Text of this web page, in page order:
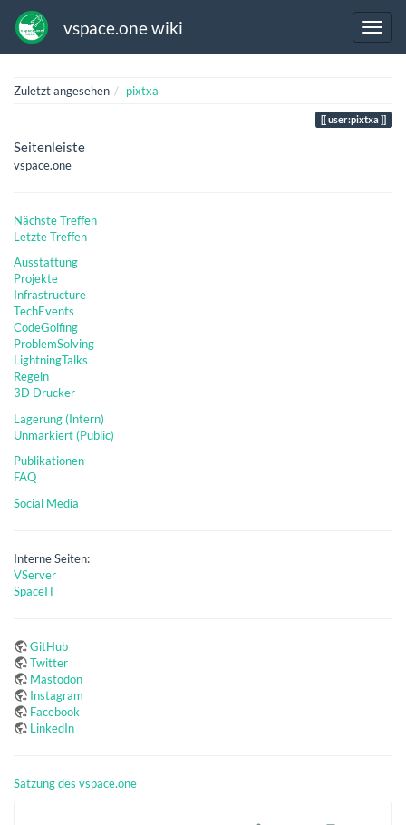
vspace.one wiki
Zuletzt angesehen pixtxa
user:pixtxa
Seitenleiste
vspace.one
Nächste Treffen
Letzte Treffen
Ausstattung
Projekte
Infrastructure
TechEvents
CodeGolfing
ProblemSolving
LightningTalks
Regeln
3D Drucker
Lagerung (Intern)
Unmarkiert (Public)
Publikationen
FAQ
Social Media
Interne Seiten:
VServer
SpaceIT
GitHub
Twitter
Mastodon
Instagram
Facebook
LinkedIn
Satzung des vspace.one